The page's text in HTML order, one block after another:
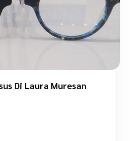
Di Laura Muresan